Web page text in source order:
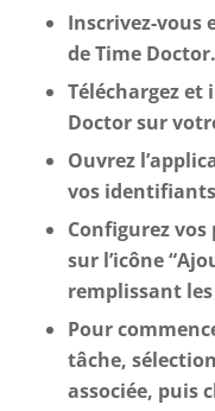
Inscrivez-vous
de Time Doctor.
Téléchargez et
Doctor sur
Ouvrez
vos
Configurez
sur l’icône
remplissant
Pour
tâche,
associée, puis